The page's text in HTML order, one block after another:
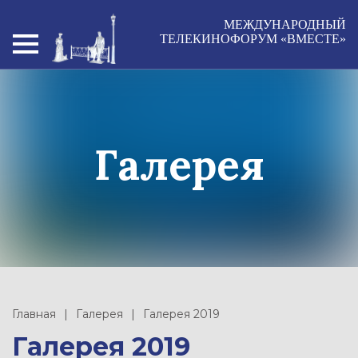
МЕЖДУНАРОДНЫЙ
ТЕЛЕКИНОФОРУМ «ВМЕСТЕ»
Галерея
Главная Галерея Галерея 2019
Галерея 2019